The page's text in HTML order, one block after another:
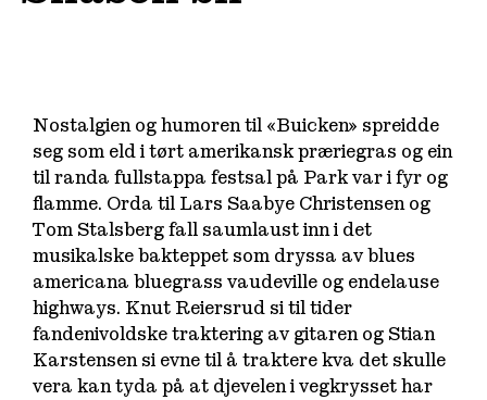
Nostalgien og humoren til «Buicken» spreidde
seg som eld i tørt amerikansk præriegras og ein
til randa fullstappa festsal på Park var i fyr og
flamme. Orda til Lars Saabye Christensen og
Tom Stalsberg fall saumlaust inn i det
musikalske bakteppet som dryssa av blues
americana bluegrass vaudeville og endelause
highways. Knut Reiersrud si til tider
fandenivoldske traktering av gitaren og Stian
Karstensen si evne til å traktere kva det skulle
vera kan tyda på at djevelen i vegkrysset har